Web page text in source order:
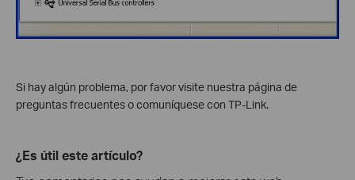
Si hay algún problema, por favor visite nuestra página de
preguntas frecuentes o comuníquese con TP-Link.
¿Es útil este artículo?